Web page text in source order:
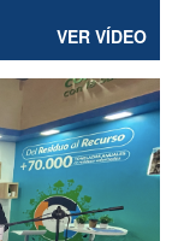
VER VÍDEO